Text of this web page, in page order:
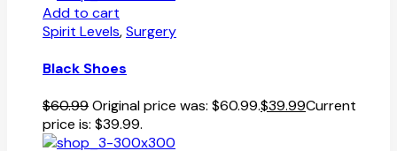
Add to cart
Spirit Levels,Surgery
Black Shoes
$60.99Original price was: $60.99.$39.99Current
price is: $39.99.